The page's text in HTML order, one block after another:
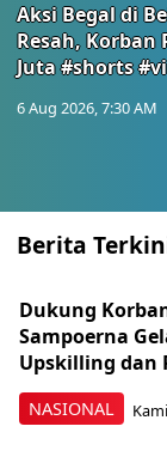
Aksi Begal di
Resah, Korban
Juta #shorts
6 Aug 2026, 7:30 AM
Berita
NASIONAL
Dukung
Sampoerna
Upskilling dan